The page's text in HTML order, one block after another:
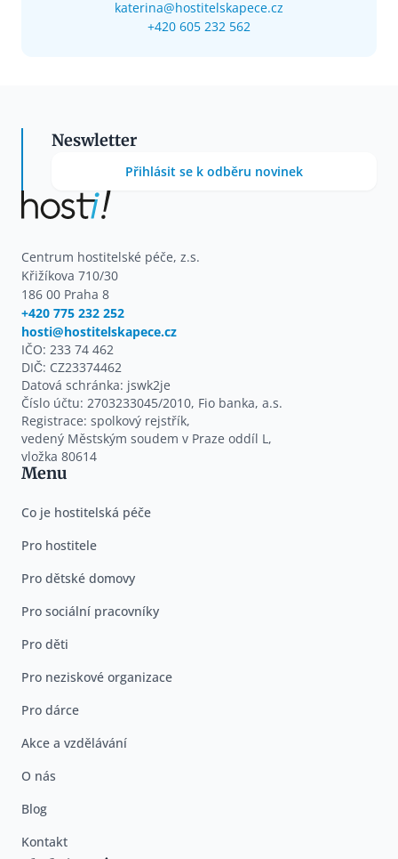
katerina@hostitelskapece.cz
+420 605 232 562
Neswletter
Přihlásit se k odběru novinek
Centrum hostitelské péče, z.s.
Křižíkova 710/30
186 00 Praha 8
+420 775 232 252
hosti@hostitelskapece.cz
IČO: 233 74 462
DIČ: CZ23374462
Datová schránka: jswk2je
Číslo účtu: 2703233045/2010, Fio banka, a.s.
Registrace: spolkový rejstřík,
vedený Městským soudem v Praze oddíl L,
vložka 80614
Menu
Co je hostitelská péče
Pro hostitele
Pro dětské domovy
Pro sociální pracovníky
Pro děti
Pro neziskové organizace
Pro dárce
Akce a vzdělávání
O nás
Blog
Kontakt